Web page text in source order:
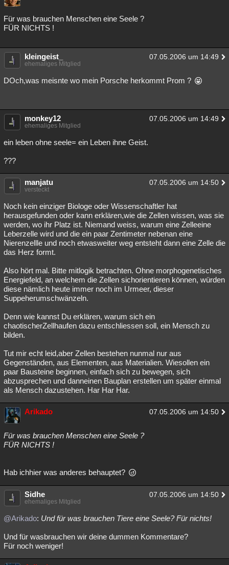
Für was brauchen Menschen eine Seele ?
FÜR NICHTS !
kleingeist_ 07.05.2006 um 14:49
ehemaliges Mitglied
DOch,was meisnte wo mein Porsche herkommt Prom ?
monkey12 07.05.2006 um 14:49
ehemaliges Mitglied
ein leben ohne seele= ein Leben ihne Geist.
???
manjatu 07.05.2006 um 14:50
versteckt
Noch kein einziger Biologe oder Wissenschaftler hat
herausgefunden oder kann erklären,wie die Zellen wissen, was sie
werden, wo ihr Platz ist. Niemand weiss, warum eine Zelleeine
Leberzelle wird und die ein paar Zentimeter nebenan eine
Nierenzellle und noch etwasweiter weg entsteht dann eine Zelle die
das Herz formt.
Also hört mal. Bitte mitlogik betrachten. Ohne morphogenetisches
Energiefeld, an welchem die Zellen sichorientieren können, würden
diese nämlich heute immer noch im Urmeer, dieser
Suppeherumschwänzeln.
Denn wie kannst Du erklären, warum sich ein
chaotischerZellhaufen dazu entschliessen soll, ein Mensch zu
bilden.
Tut mir echt leid,aber Zellen bestehen nunmal nur aus
Gegenständen, aus Elementen, aus Materialien. Wiesollen ein
paar Bausteine beginnen, einfach sich zu bewegen, sich
abzusprechen und danneinen Bauplan erstellen um später einmal
als Mensch dazustehen. Har Har Har.
Arikado 07.05.2006 um 14:50
Für was brauchen Menschen eine Seele ?
FÜR NICHTS !
Hab ichhier was anderes behauptet?
Sidhe 07.05.2006 um 14:50
ehemaliges Mitglied
@Arikado: Und für was brauchen Tiere eine Seele? Für nichts!
Und für wasbrauchen wir deine dummen Kommentare?
Für noch weniger!